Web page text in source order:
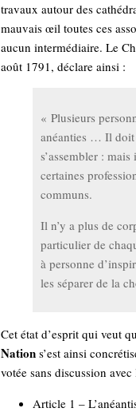
travaux autour des
mauvais œil toutes ces
aucun intermédiaire. Le
août 1791, déclare ainsi :
« Plusieurs
anéanties … Il doit
s’assembler :
certaines
communs.
Il n’y a plus de
particulier de
à personne
les séparer de la
Cet état d’esprit qui veut
Nation s’est ainsi
votée sans discussion
Article 1 –